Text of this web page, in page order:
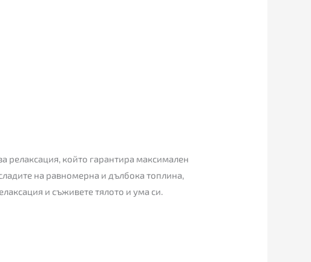
релаксация, който гарантира максимален
на равномерна и дълбока топлина,
и съживете тялото и ума си.